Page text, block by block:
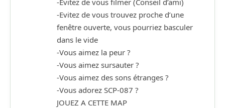
-Evitez de vous trouvez proche d’une
fenêtre ouverte, vous pourriez basculer
dans le vide
-Vous aimez la peur ?
-Vous aimez sursauter ?
-Vous aimez des sons étranges ?
-Vous adorez SCP-087 ?
JOUEZ A CETTE MAP